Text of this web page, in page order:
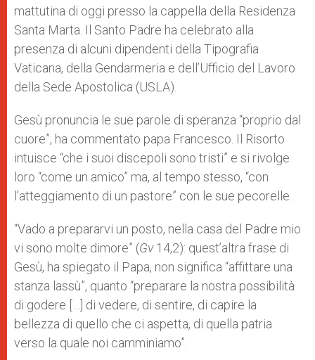
mattutina di oggi presso la cappella della Residenza
Santa Marta. Il Santo Padre ha celebrato alla
presenza di alcuni dipendenti della Tipografia
Vaticana, della Gendarmeria e dell’Ufficio del Lavoro
della Sede Apostolica (USLA).
Gesù pronuncia le sue parole di speranza “proprio dal
cuore”, ha commentato papa Francesco. Il Risorto
intuisce “che i suoi discepoli sono tristi” e si rivolge
loro “come un amico” ma, al tempo stesso, “con
l’atteggiamento di un pastore” con le sue pecorelle.
“Vado a prepararvi un posto, nella casa del Padre mio
vi sono molte dimore” (Gv14,2): quest’altra frase di
Gesù, ha spiegato il Papa, non significa “affittare una
stanza lassù”, quanto “preparare la nostra possibilità
di godere […] di vedere, di sentire, di capire la
bellezza di quello che ci aspetta, di quella patria
verso la quale noi camminiamo”.